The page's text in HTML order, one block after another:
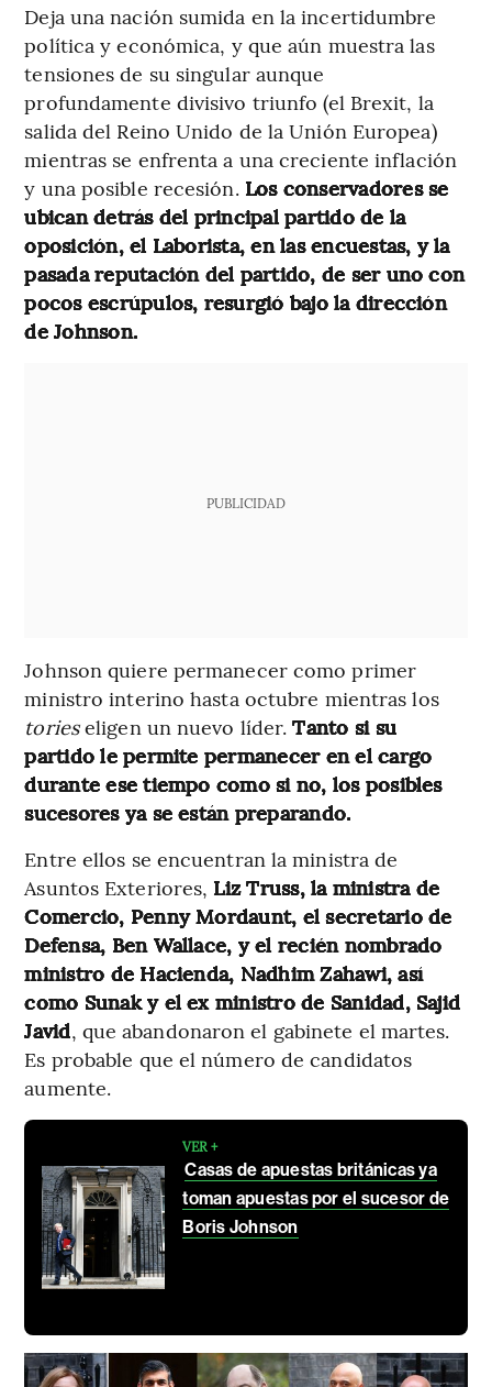
Deja una nación sumida en la incertidumbre
política y económica, y que aún muestra las
tensiones de su singular aunque
profundamente divisivo triunfo (el Brexit, la
salida del Reino Unido de la Unión Europea)
mientras se enfrenta a una creciente inflación
y una posible recesión. Los conservadores se
ubican detrás del principal partido de la
oposición, el Laborista, en las encuestas, y la
pasada reputación del partido, de ser uno con
pocos escrúpulos, resurgió bajo la dirección
de Johnson.
PUBLICIDAD
Johnson quiere permanecer como primer
ministro interino hasta octubre mientras los
torieseligen un nuevo líder.Tanto si su
partido le permite permanecer en el cargo
durante ese tiempo como si no, los posibles
sucesores ya se están preparando.
Entre ellos se encuentran la ministra de
Asuntos Exteriores, Liz Truss, la ministra de
Comercio, Penny Mordaunt, el secretario de
Defensa, Ben Wallace, y el recién nombrado
ministro de Hacienda, Nadhim Zahawi, así
como Sunak y el ex ministro de Sanidad, Sajid
Javid, que abandonaron el gabinete el martes.
Es probable que el número de candidatos
aumente.
VER +
Casas de apuestas británicas ya
toman apuestas por el sucesor de
Boris Johnson